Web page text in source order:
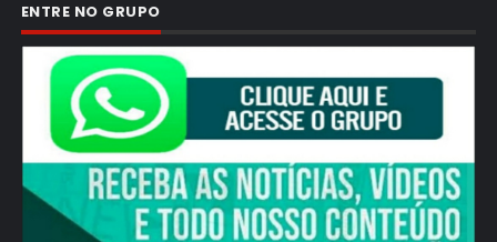
ENTRE NO GRUPO